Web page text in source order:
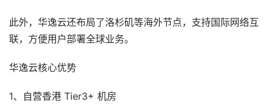
此外，华逸云还布局了洛杉矶等海外节点，支持国际网络互
联，方便用户部署全球业务。
华逸云核心优势
1、自营香港 Tier3+ 机房